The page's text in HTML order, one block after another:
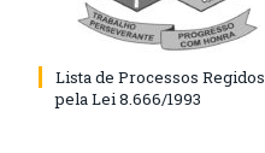
Lista de Processos Regidos
pela Lei 8.666/1993